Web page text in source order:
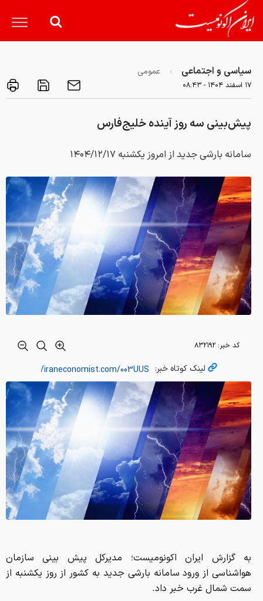
سیاسی و اجتماعی عمومی
۱۷ اسفند ۱۴۰۴ - ۰۸:۴۳
پیش‌بینی سه روز آینده خلیج‌فارس
سامانه بارشی جدید از امروز یکشنبه ۱۴۰۴/۱۲/۱۷
کد خبر: ۸۳۲۱۹۲
لینک کوتاه خبر:
به گزارش ایران اکونومیست؛ مدیرکل پیش بینی سازمان
هواشناسی از ورود سامانه بارشی جدید به کشور از روز یکشنبه از
سمت شمال غرب خبر داد.